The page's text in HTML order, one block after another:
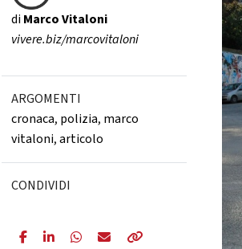
diMarco Vitaloni
vivere.biz/marcovitaloni
ARGOMENTI
cronaca, polizia, marco
vitaloni,articolo
CONDIVIDI